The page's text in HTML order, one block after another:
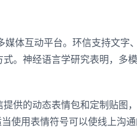
体互动平台。环信支持文字
。神经语言学研究表明，多
供的动态表情包和定制贴图
使用表情符号可以使线上沟